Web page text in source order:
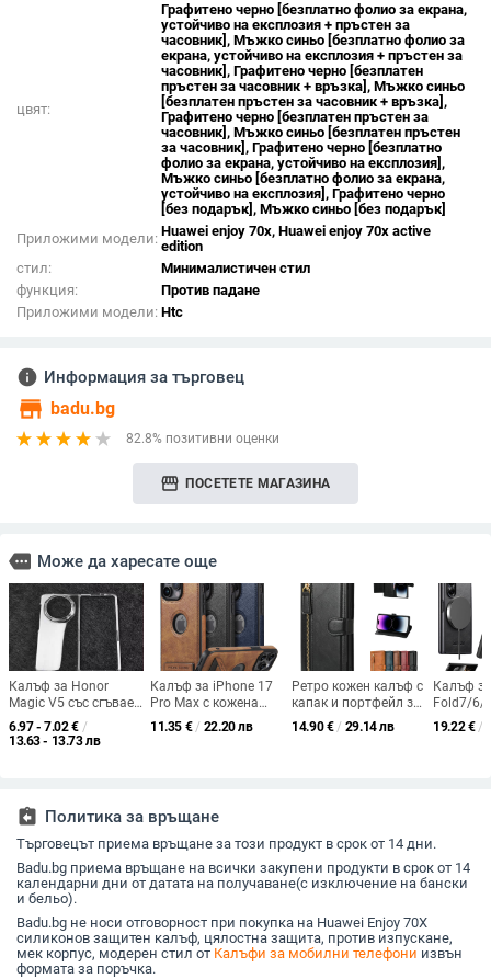
цвят:
Графитено черно [безплатно фолио за екрана,
устойчиво на експлозия + пръстен за
часовник], Мъжко синьо [безплатно фолио за
екрана, устойчиво на експлозия + пръстен за
часовник], Графитено черно [безплатен
пръстен за часовник + връзка], Мъжко синьо
[безплатен пръстен за часовник + връзка],
Графитено черно [безплатен пръстен за
часовник], Мъжко синьо [безплатен пръстен
за часовник], Графитено черно [безплатно
фолио за екрана, устойчиво на експлозия],
Мъжко синьо [безплатно фолио за екрана,
устойчиво на експлозия], Графитено черно
[без подарък], Мъжко синьо [без подарък]
Приложими модели: Huawei enjoy 70x, Huawei enjoy 70x active
edition
стил:
Минималистичен стил
функция:
Против падане
Приложими модели: Htc
info Информация за търговец
store badu.bg
82.8% позитивни оценки
storefront ПОСЕТЕТЕ МАГАЗИНА
more Може да харесате още
Калъф за Honor
Magic V5 със сгъваем
дисплей, прозрачен,
лъскав, PC материал
6.97 - 7.02€ /
13.63 - 13.73 лв
Калъф за iPhone 17
Pro Max с кожена
текстура и
подставка, защита
11.35 € / 22.20 лв
Ретро кожен калъф с
капак и портфейл за
Google 9 Pro XL и
Pixel 8A – ретро стил
14.90€ / 29.14 лв
Калъф
Fold7/6/
и 360°
19.22€ /
assignment_return Политика за връщане
Търговецът приема връщане за този продукт в срок от 14 дни.
Badu.bg приема връщане на всички закупени продукти в срок от 14
календарни дни от датата на получаване(с изключение на бански
и бельо).
Badu.bg не носи отговорност при покупка на Huawei Enjoy 70X
силиконов защитен калъф, цялостна защита, против изпускане,
мек корпус, модерен стил от Калъфи за мобилни телефони извън
формата за поръчка.